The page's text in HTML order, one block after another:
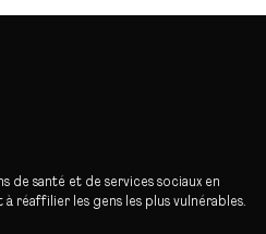
de santé et de services sociaux en
réaffilier les gens les plus vulnérables.